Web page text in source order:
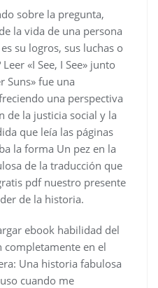
sobre la pregunta,
la vida de una persona
su logros, sus luchas o
«I See, I See» junto
Suns» fue una
una perspectiva
de la justicia social y la
que leía las páginas
la forma Un pez en la
de la traducción que
pdf nuestro presente
de la historia.
ebook habilidad del
en el
Una historia fabulosa
cuando me